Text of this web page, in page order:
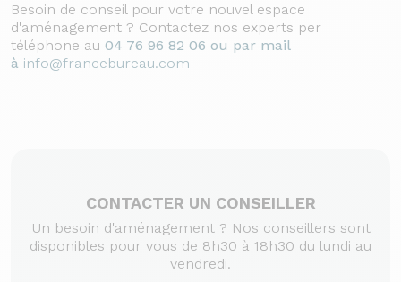
Besoin de conseil pour votre nouvel espace
d'aménagement ? Contactez nos experts per
téléphone au 04 76 96 82 06 ou par mail
à info@francebureau.com
CONTACTER UN CONSEILLER
Un besoin d'aménagement ? Nos conseillers sont
disponibles pour vous de 8h30 à 18h30 du lundi au
vendredi.